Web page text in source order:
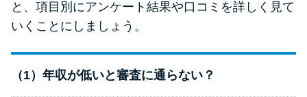
学生がお金を借りる方法は？親
を解説
と、項目別にアンケート結果や口コミを詳しく見て
いくことにしましょう。
（1）年収が低いと審査に通らない？